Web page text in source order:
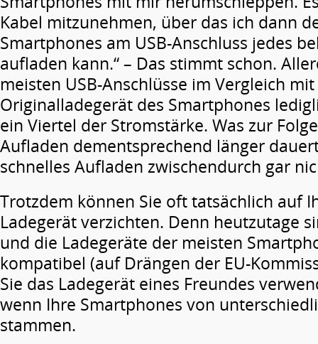
Kabel mitzunehmen, über das ich dann
Smartphones am USB-Anschluss jedes
aufladen kann.“ – Das stimmt schon.
meisten USB-Anschlüsse im Vergleich
Originalladegerät des Smartphones
ein Viertel der Stromstärke. Was zur
Aufladen dementsprechend länger
schnelles Aufladen zwischendurch gar
Trotzdem können Sie oft tatsächlich auf
Ladegerät verzichten. Denn heutzutage
und die Ladegeräte der meisten
kompatibel (auf Drängen der EU-
Sie das Ladegerät eines Freundes
wenn Ihre Smartphones von
stammen.